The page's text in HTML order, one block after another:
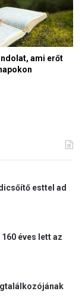
ami erőt
esttel ad
éves lett az